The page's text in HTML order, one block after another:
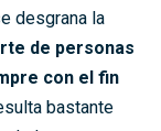
desgrana la
de personas
con el fin
bastante